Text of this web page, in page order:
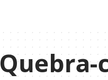
Quebra-